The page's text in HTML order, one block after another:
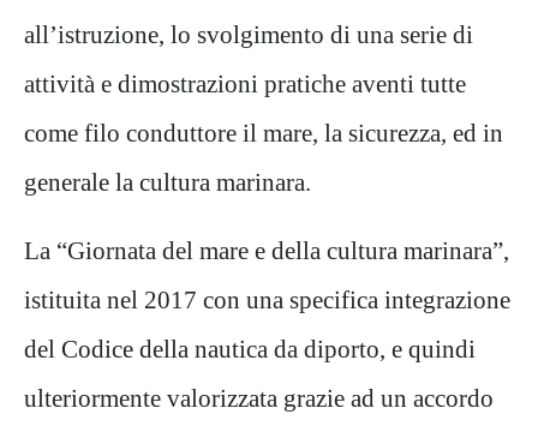
all’istruzione, lo svolgimento di una serie di
attività e dimostrazioni pratiche aventi tutte
come filo conduttore il mare, la sicurezza, ed in
generale la cultura marinara.
La “Giornata del mare e della cultura marinara”,
istituita nel 2017 con una specifica integrazione
del Codice della nautica da diporto, e quindi
ulteriormente valorizzata grazie ad un accordo